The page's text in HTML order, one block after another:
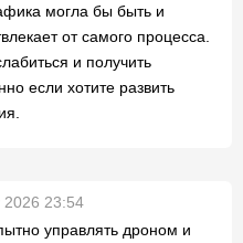
могла бы быть и
от самого процесса.
и получить
если хотите развить
2026 23:54
управлять дроном и